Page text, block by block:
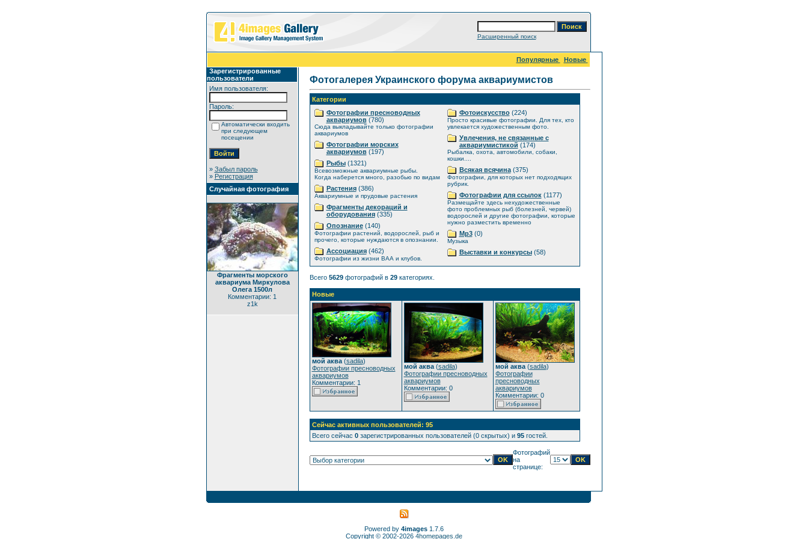
Расширенный поиск
Популярные
Новые
Зарегистрированные
пользователи
Имя пользователя:
Пароль:
Автоматически входить
при следующем
посещении
» Забыл пароль
» Регистрация
Случайная фотография
Фрагменты морского
аквариума Миркулова
Олега 1500л
Комментарии: 1
z1k
Фотогалерея Украинского форума аквариумистов
Категории
Фотографии пресноводных
аквариумов(780)
Сюда выкладывайте только фотографии
аквариумов
Фотографии морских
аквариумов(197)
Рыбы(1321)
Всевозможные аквариумные рыбы.
Когда наберется много, разобью по видам
Растения(386)
Аквариумные и прудовые растения
Фрагменты декораций и
оборудования(335)
Опознание(140)
Фотографии растений, водорослей, рыб и
прочего, которые нуждаются в опознании.
Ассоциация(462)
Фотографии из жизни ВАА и клубов.
Фотоискусство(224)
Просто красивые фотографии. Для тех, кто
увлекается художественным фото.
Увлечения, не связанные с
аквариумистикой (174)
Рыбалка, охота, автомобили, собаки,
кошки....
Всякая всячина(375)
Фотографии, для которых нет подходящих
рубрик.
Фотографии для ссылок(1177)
Размещайте здесь нехудожественные
фото проблемных рыб (болезней, червей)
водорослей и другие фотографии, которые
нужно разместить временно
Mp3(0)
Музыка
Выставки и конкурсы(58)
Всего 5629фотографий в 29категориях.
Новые
мой аква(sadila)
Фотографии пресноводных
аквариумов
Комментарии: 1
мой аква(sadila)
Фотографии пресноводных
аквариумов
Комментарии: 0
мой аква(sadila)
Фотографии
пресноводных
аквариумов
Комментарии: 0
Сейчас активных пользователей: 95
Всего сейчас 0зарегистрированных пользователей (0 скрытых) и 95гостей.
Фотографий
на
странице:
Powered by 4images 1.7.6
Copyright © 2002-2026 4homepages.de